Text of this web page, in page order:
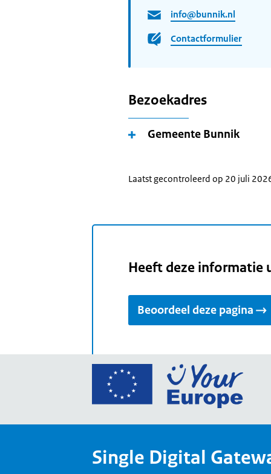
info@bunnik.nl
Contactformulier
Bezoekadres
Gemeente Bunnik
Laatst gecontroleerd op 20 juli
Heeft deze informatie
Beoordeel deze pagina
Ga
Your
Single Digital